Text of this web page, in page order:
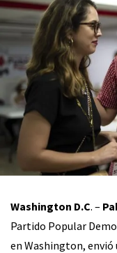
Washington D.C. –
Partido Popular
en Washington,